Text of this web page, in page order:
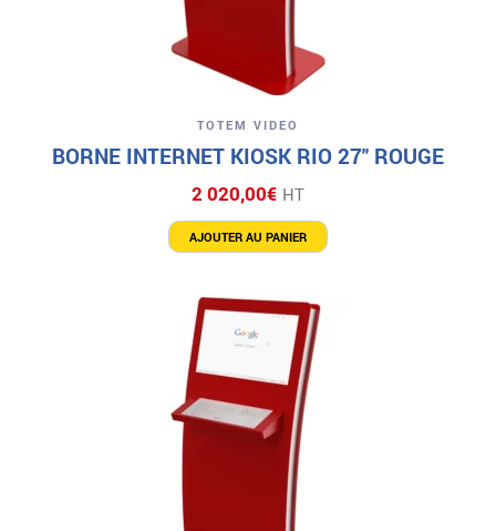
TOTEM VIDEO
BORNE INTERNET KIOSK RIO 27″ ROUGE
2 020,00€ HT
AJOUTER AU PANIER